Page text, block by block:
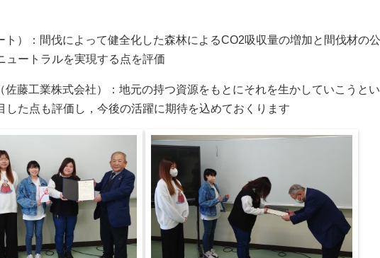
ト）：間伐によって健全化した森林によるCO2吸収量の増加と間伐材の
ュートラルを実現する点を評価
佐藤工業株式会社）：地元の持つ資源をもとにそれを生かしていこうと
した点も評価し，今後の活躍に期待を込めておくります